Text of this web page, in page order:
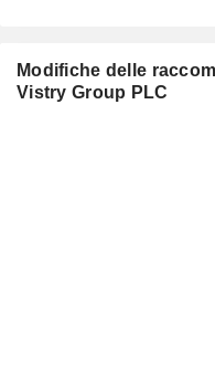
Modifiche delle
Vistry Group PLC